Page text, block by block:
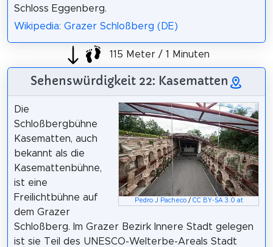
Schloss Eggenberg.
Wikipedia: Grazer Schloßberg (DE)
115 Meter / 1 Minuten
Sehenswürdigkeit 22: Kasematten
Pedro J Pacheco/ CC BY-SA 3.0 at
Die
Schloßbergbühne
Kasematten, auch
bekannt als die
Kasemattenbühne,
ist eine
Freilichtbühne auf
dem Grazer
Schloßberg. Im Grazer Bezirk Innere Stadt gelegen
ist sie Teil des UNESCO-Welterbe-Areals Stadt